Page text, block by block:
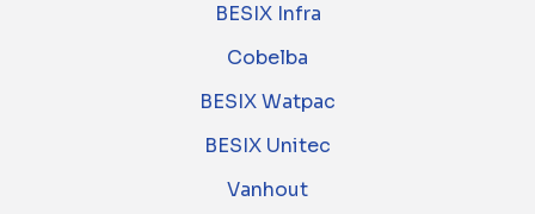
BESIX Infra
Cobelba
BESIX Watpac
BESIX Unitec
Vanhout